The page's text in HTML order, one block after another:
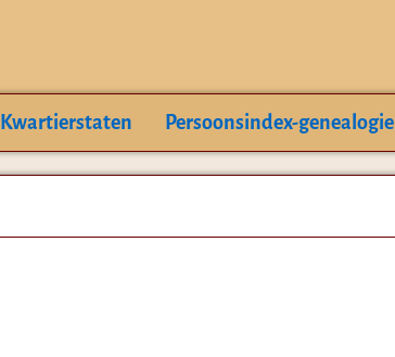
Kwartierstaten Persoonsindex-genealogie